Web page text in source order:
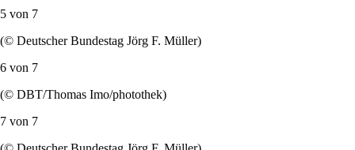
5 von 7
(© Deutscher Bundestag Jörg F. Müller)
6 von 7
(© DBT/Thomas Imo/photothek)
7 von 7